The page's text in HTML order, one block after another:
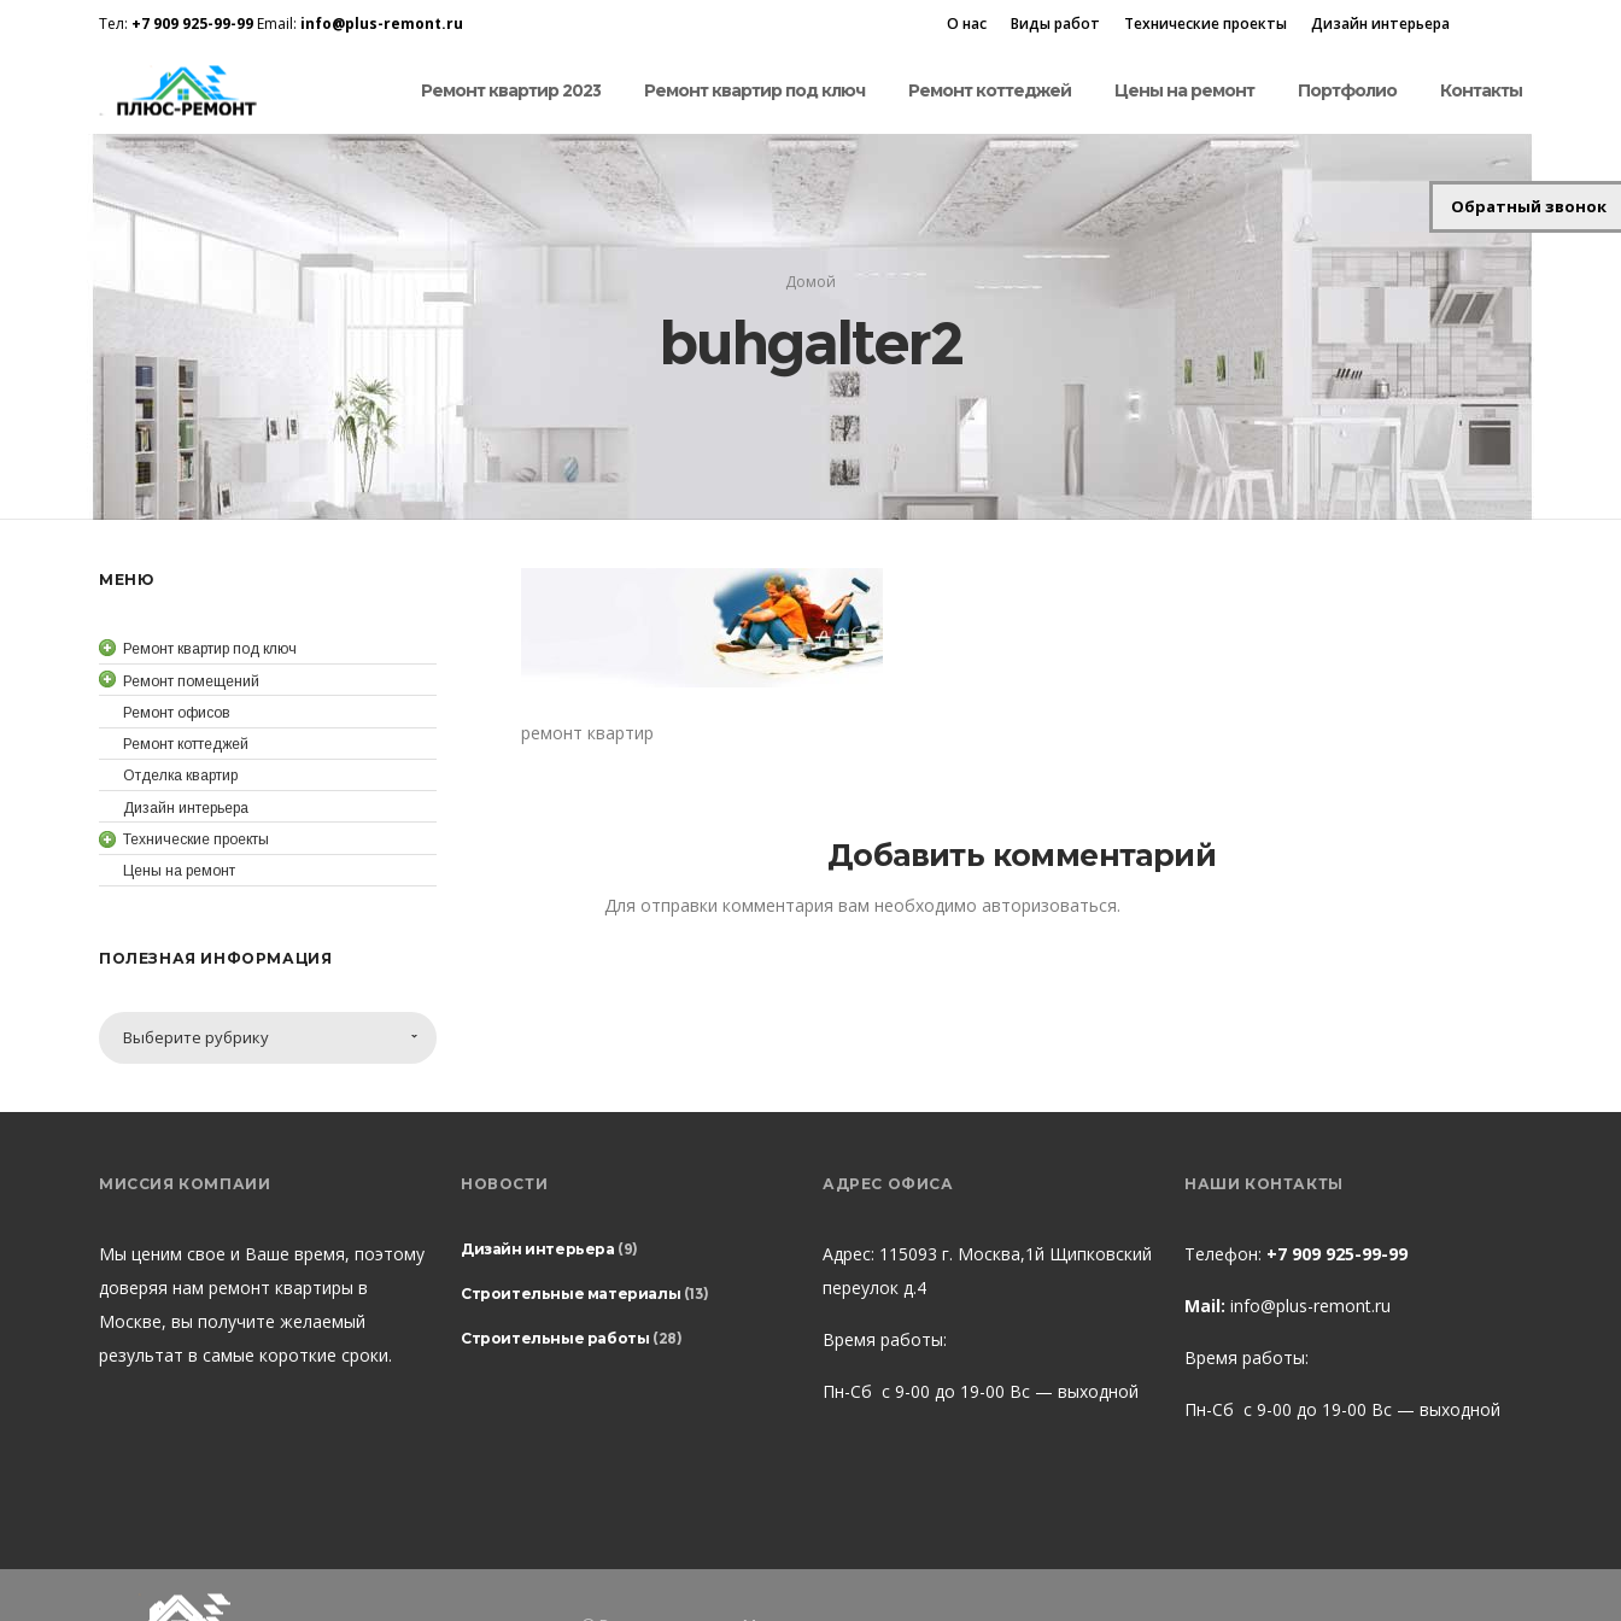
Тел: +7 909 925-99-99Email: info@plus-remont.ru О нас Виды работ Технические проекты Дизайн интерьера
Ремонт квартир 2023 Ремонт квартир под ключ Ремонт коттеджей Цены на ремонт Портфолио Контакты
Домой
buhgalter2
ремонт квартир
Добавить комментарий
Для отправки комментария вам необходимо авторизоваться.
МЕНЮ
Ремонт квартир под ключ
Ремонт помещений
Ремонт офисов
Ремонт коттеджей
Отделка квартир
Дизайн интерьера
Технические проекты
Цены на ремонт
ПОЛЕЗНАЯ ИНФОРМАЦИЯ
Полезная
Выберите рубрику
МИССИЯ КОМПАИИ
Мы ценим свое и Ваше время, поэтому
доверяя нам ремонт квартиры в
Москве, вы получите желаемый
результат в самые короткие сроки.
НОВОСТИ
Дизайн интерьера (9)
Строительные материалы (13)
Строительные работы (28)
АДРЕС ОФИСА
Адрес: 115093 г. Москва,1й Щипковский
переулок д.4
Время работы:
Пн-Сб с 9-00 до 19-00 Вс — выходной
НАШИ КОНТАКТЫ
Телефон: +7 909 925-99-99
Mail: info@plus-remont.ru
Время работы:
Пн-Сб с 9-00 до 19-00 Вс — выходной
Обратный звонок